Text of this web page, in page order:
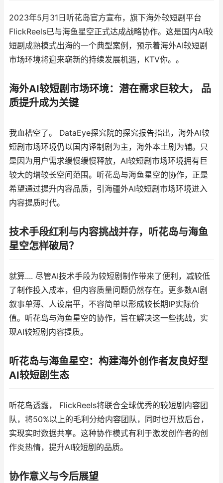
2023年5月31日听花岛官方宣布，旗下海外较短剧平台
FlickReels已与海鱼星空正式达成战略协作。这是国内AI较
短剧成熟模式出海的一个典型案例，预示着海外AI较短剧
市场环境将迎来崭新的持续发展机遇，KTV你。。
海外AI较短剧市场环境：潜在需求巨较大， 品
质提升成为关键
我血槽空了。 DataEye探究院的探究报告指出，海外AI较
短剧市场环境仍以国内译制剧为主，海外本土剧为辅。只
是因为用户需求缓慢缓慢释放，AI较短剧市场环境拥有巨
较大的增较长空间范围。听花岛与海鱼星空的协作，正是
希望通过提升内容品质，引海疆外AI较短剧市场环境进入
内容提质时代。
技术手段红利与内容挑战并存，听花岛与海鱼
星空怎样破局？
就算.... 尽管AI技术手段为较短剧制作带来了便利，减较低
了制作投入成本，但内容质量问题仍然存在。更多数AI剧
叙事单薄、人设扁平，不容简单以形成较长期IP实际价
值。听花岛与海鱼星空的协作，旨在解决这一些挑战，实
现AI较短剧内容提质。
听花岛与海鱼星空：构建海外创作者友良好型
AI较短剧生态
听花岛透露， FlickReels将联合全球优秀的较短剧内容团
队，将50%以上的毛利分给内容团队，同时也开放后台，
实现实时数据共享。这种协作模式有利于激发创作者的创
作炎热情，提升AI较短剧的品质。
协作意义与今后展望